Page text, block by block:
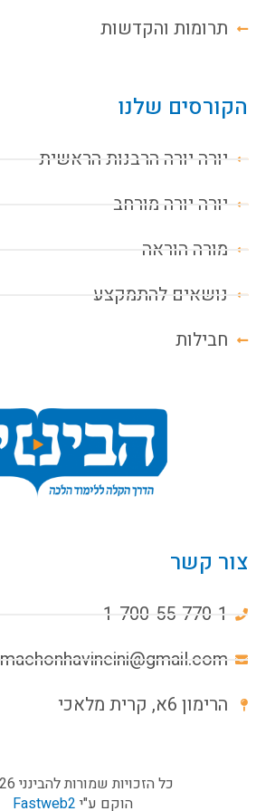
תרומות והקדשות
הקורסים שלנו
יורה יורה הרבנות הראשית
יורה יורה מורחב
מורה הוראה
נושאים להתמקצע
חבילות
צור קשר
1-700-55-770-1
machonhavineini@gmail.com
הרימון 6א, קרית מלאכי
כל הזכויות שמורות להבינני 2026©
הוקם ע"י Fastweb2